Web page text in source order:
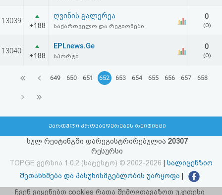
13039.
+188
ღვინის გალერეა
საქართველო და რეგიონები
0
(0)
13040.
+188
EPLnews.Ge
სპორტი
0
(0)
649 650 651 652 653 654 655 656 657 658
ქართული პროვაიდერების რეიტინგი
სულ რეიტინგში დარეგისტრირებულია 20307
რესურსი
TOP.GE ვერსია 1.0.2 (სატესტო) © 2002-2026
სალიცენზიო
შეთანხმება და პასუხისმგებლობის უარყოფა
facebook.com/TOP.GE
ჩვენ ვიყენებთ cookies რათა შემოგთავაზოთ უკეთესი